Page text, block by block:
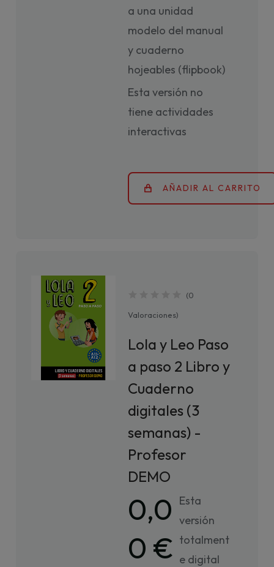
a una unidad
modelo del manual
y cuaderno
hojeables (flipbook)
Esta versión no
tiene actividades
interactivas
AÑADIR AL CARRITO
(0
Valoraciones)
Lola y Leo Paso
a paso 2 Libro y
Cuaderno
digitales (3
semanas) -
Profesor
DEMO
0,0
0 €
Esta
versión
totalment
e digital